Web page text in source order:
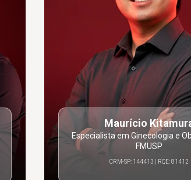
Maurício
Especialista em Ginecologia e
FMUSP
CRM-SP: 144413 | RQE: 81412